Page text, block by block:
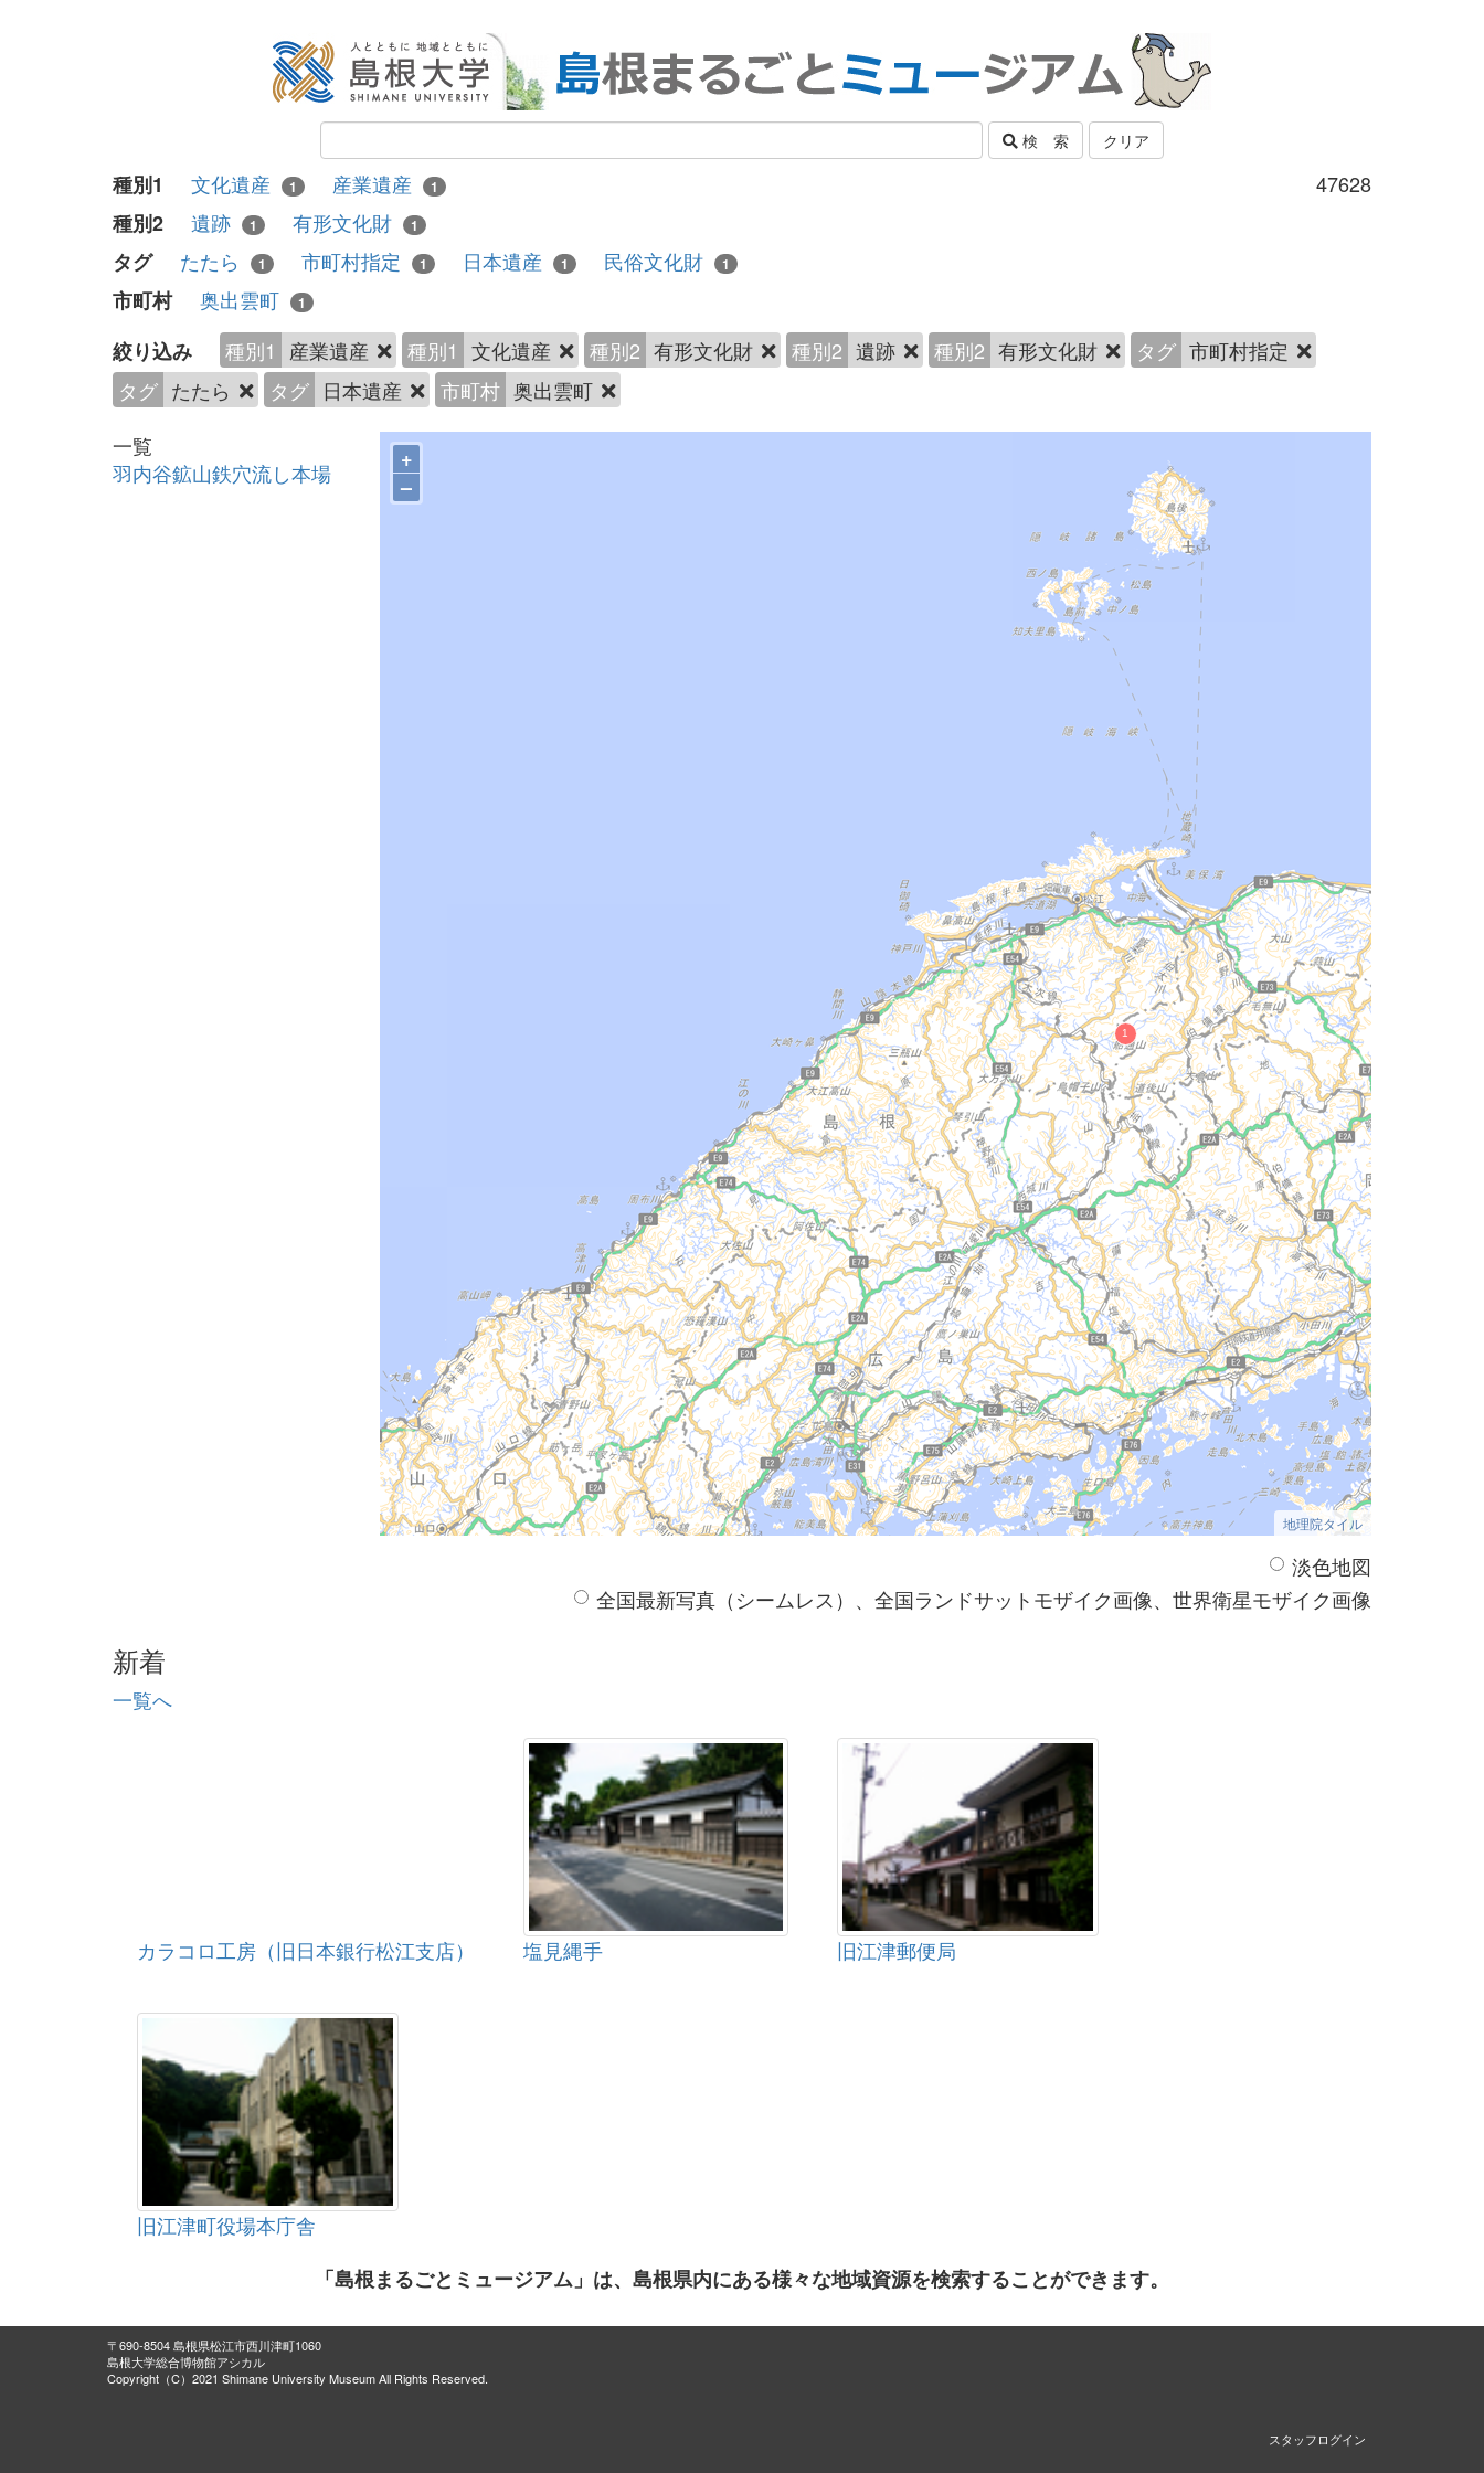
検 索 クリア
47628
種別1 文化遺産 1 産業遺産 1
種別2 遺跡 1 有形文化財 1
タグ たたら 1 市町村指定 1 日本遺産 1 民俗文化財 1
市町村 奥出雲町 1
絞り込み 種別1 産業遺産 種別1 文化遺産 種別2 有形文化財 種別2 遺跡 種別2 有形文化財 タグ 市町村指定
タグ たたら タグ 日本遺産 市町村 奥出雲町
一覧
羽内谷鉱山鉄穴流し本場
+
–
地理院タイル
淡色地図
全国最新写真（シームレス）、全国ランドサットモザイク画像、世界衛星モザイク画像
新着
一覧へ
カラコロ工房（旧日本銀行松江支店） 塩見縄手 旧江津郵便局
旧江津町役場本庁舎
「島根まるごとミュージアム」は、島根県内にある様々な地域資源を検索することができます。
〒690-8504 島根県松江市西川津町1060
島根大学総合博物館アシカル
Copyright（C）2021 Shimane University Museum All Rights Reserved.
スタッフログイン